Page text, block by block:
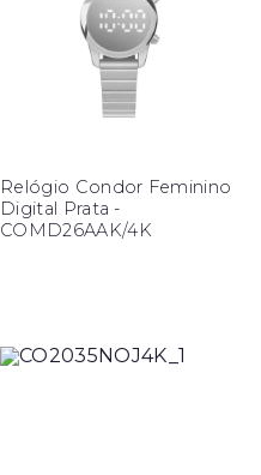
Relógio Condor Feminino
Digital Prata -
COMD26AAK/4K